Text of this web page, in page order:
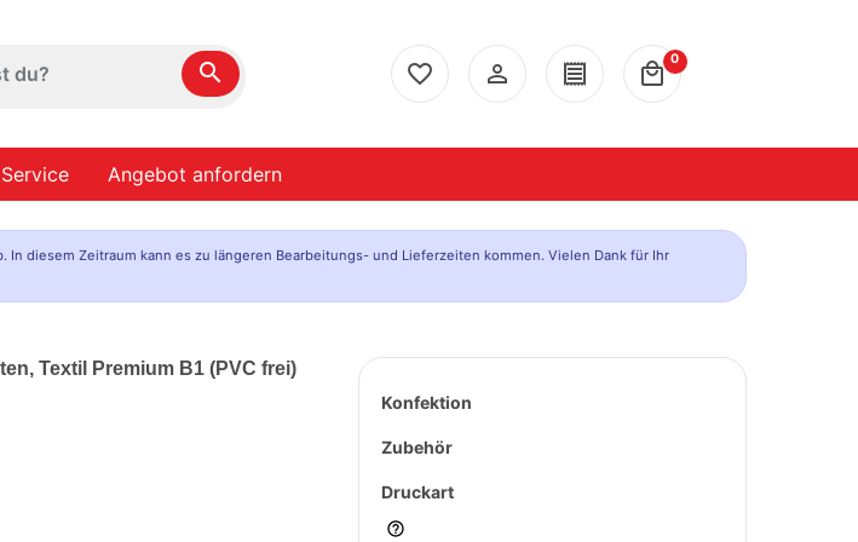
search favorite_border person_outline receipt local_mall
0
Angebot anfordern
In diesem Zeitraum kann es zu längeren Bearbeitungs- und Lieferzeiten kommen. Vielen Dank für Ihr
Textil Premium B1 (PVC frei)
Konfektion
Zubehör
Druckart